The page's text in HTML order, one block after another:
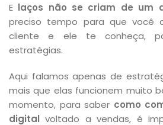
E laços não se criam de um
preciso tempo para que você
cliente e ele te conheça,
estratégias.
Aqui falamos apenas de
mais que elas funcionem muito
momento, para saber como
digital voltado a vendas, é